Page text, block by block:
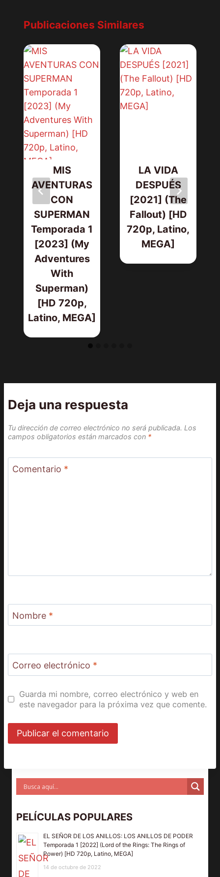
Publicaciones Similares
MIS
AVENTURAS
CON
SUPERMAN
Temporada 1
[2023] (My
Adventures
With
Superman)
[HD 720p,
Latino, MEGA]
LA VIDA
DESPUÉS
[2021] (The
Fallout) [HD
720p, Latino,
MEGA]
Deja una respuesta
Tu dirección de correo electrónico no será publicada. Los
campos obligatorios están marcados con *
Comentario *
Nombre *
Correo electrónico *
Guarda mi nombre, correo electrónico y web en
este navegador para la próxima vez que comente.
PELÍCULAS POPULARES
EL SEÑOR DE LOS ANILLOS: LOS ANILLOS DE PODER
Temporada 1 [2022] (Lord of the Rings: The Rings of
Power) [HD 720p, Latino, MEGA]
14 de octubre de 2022